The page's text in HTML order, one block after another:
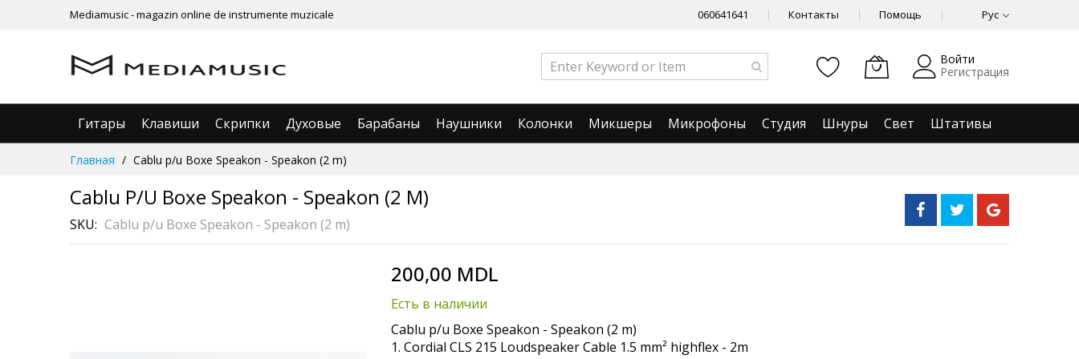
Mediamusic - magazin online de instrumente muzicale 060641641 Контакты Помощь Рус
Войти
Регистрация
Гитары Клавиши Скрипки Духовые Барабаны Наушники Колонки Микшеры Микрофоны Студия Шнуры Свет
Штативы
Главная Cablu p/u Boxe Speakon - Speakon (2 m)
Cablu P/u Boxe Speakon - Speakon (2 M)
SKU Cablu p/u Boxe Speakon - Speakon (2 m)
200,00 MDL
Есть в наличии
Cablu p/u Boxe Speakon - Speakon (2 m)
1. Cordial CLS 215 Loudspeaker Cable 1.5 mm² highflex - 2m